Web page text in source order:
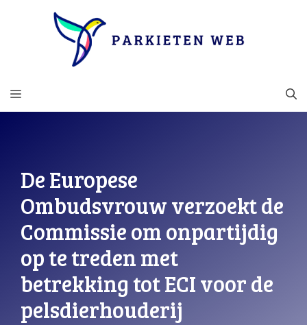
MENU
De Europese
Ombudsvrouw verzoekt de
Commissie om onpartijdig
op te treden met
betrekking tot ECI voor de
pelsdierhouderij